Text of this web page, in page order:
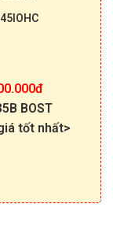
BOST
tốt nhất>